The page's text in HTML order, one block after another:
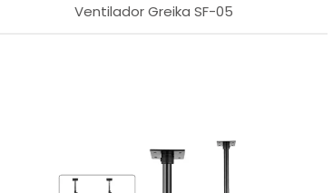
Ventilador Greika SF-05